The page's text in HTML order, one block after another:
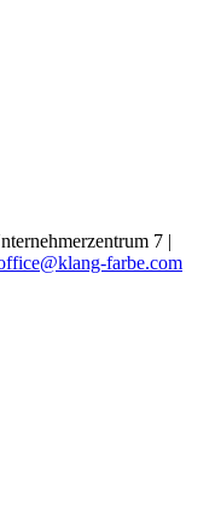
7 |
farbe.com